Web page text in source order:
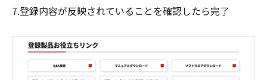
7.登録内容が反映されていることを確認したら完了